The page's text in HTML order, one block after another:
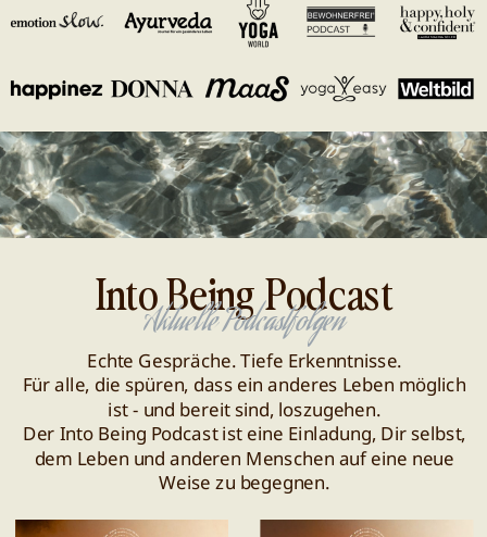
Into Being Podcast
Aktuelle Podcastfolgen
Echte Gespräche. Tiefe Erkenntnisse.
Für alle, die spüren, dass ein anderes Leben möglich
ist - und bereit sind, loszugehen.
Der Into Being Podcast ist eine Einladung, Dir selbst,
dem Leben und anderen Menschen auf eine neue
Weise zu begegnen.